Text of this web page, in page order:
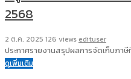
2568
2 ต.ค. 2025 126 views edituser
ประกาศรายงานสรุปผลการจัดเก็บภา
ดูเพิ่มเติม